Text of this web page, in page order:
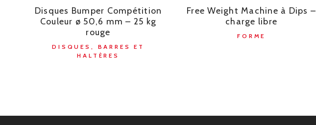
Disques Bumper Compétition
Couleur ø 50,6 mm – 25 kg
rouge
DISQUES, BARRES ET
HALTÈRES
Free Weight Machine à Dips –
charge libre
FORME